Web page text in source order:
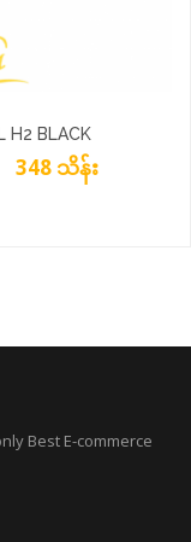
H2 BLACK
348 သိန်း
Best E-commerce